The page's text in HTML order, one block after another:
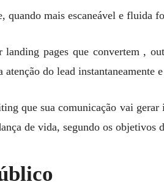
mais escaneável e fluida
pages que convertem ,
atenção do lead
que sua comunicação vai
de vida, segundo os objetivos